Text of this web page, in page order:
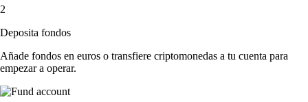
2
Deposita fondos
Añade fondos en euros o transfiere criptomonedas a tu cuenta para
empezar a operar.